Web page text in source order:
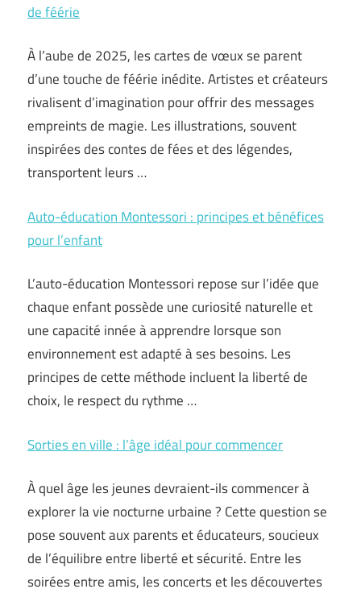
de féérie
À l’aube de 2025, les cartes de vœux se parent
d’une touche de féérie inédite. Artistes et créateurs
rivalisent d’imagination pour offrir des messages
empreints de magie. Les illustrations, souvent
inspirées des contes de fées et des légendes,
transportent leurs …
Auto-éducation Montessori : principes et bénéfices
pour l’enfant
L’auto-éducation Montessori repose sur l’idée que
chaque enfant possède une curiosité naturelle et
une capacité innée à apprendre lorsque son
environnement est adapté à ses besoins. Les
principes de cette méthode incluent la liberté de
choix, le respect du rythme …
Sorties en ville : l’âge idéal pour commencer
À quel âge les jeunes devraient-ils commencer à
explorer la vie nocturne urbaine ? Cette question se
pose souvent aux parents et éducateurs, soucieux
de l’équilibre entre liberté et sécurité. Entre les
soirées entre amis, les concerts et les découvertes